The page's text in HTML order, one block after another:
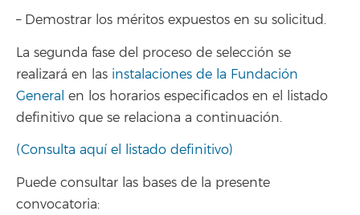
– Demostrar los méritos expuestos en su solicitud.
La segunda fase del proceso de selección se
realizará en las instalaciones de la Fundación
General en los horarios especificados en el listado
definitivo que se relaciona a continuación.
(Consulta aquí el listado definitivo)
Puede consultar las bases de la presente
convocatoria: